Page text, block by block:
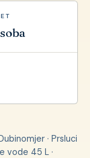
· Prsluci
vode 45 L ·